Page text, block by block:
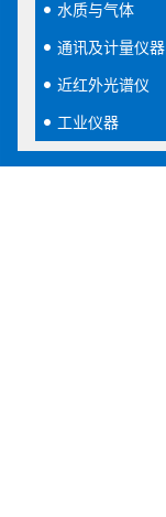
水质与气体
通讯及计量仪器
近红外光谱仪
工业仪器